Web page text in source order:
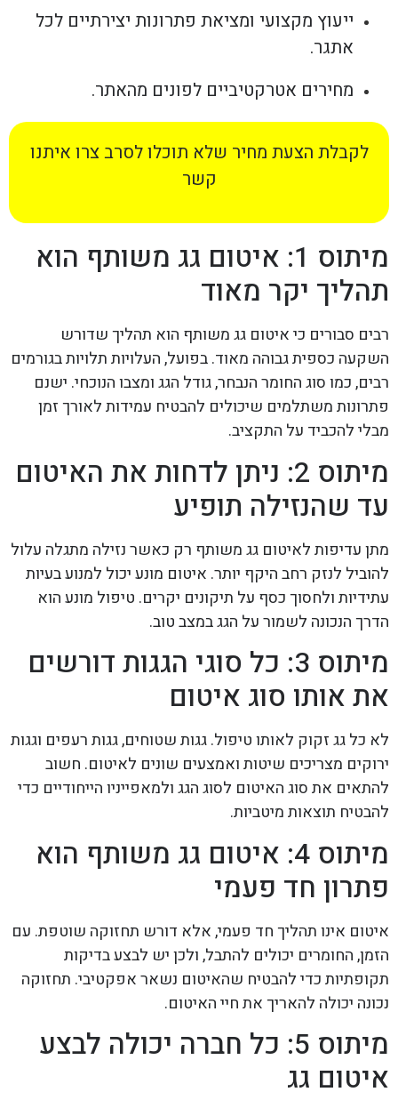
ייעוץ מקצועי ומציאת פתרונות יצירתיים לכל
אתגר.
מחירים אטרקטיביים לפונים מהאתר.
לקבלת הצעת מחיר שלא תוכלו לסרב צרו איתנו
קשר
מיתוס 1: איטום גג משותף הוא
תהליך יקר מאוד
רבים סבורים כי איטום גג משותף הוא תהליך שדורש
השקעה כספית גבוהה מאוד. בפועל, העלויות תלויות בגורמים
רבים, כמו סוג החומר הנבחר, גודל הגג ומצבו הנוכחי. ישנם
פתרונות משתלמים שיכולים להבטיח עמידות לאורך זמן
מבלי להכביד על התקציב.
מיתוס 2: ניתן לדחות את האיטום
עד שהנזילה תופיע
מתן עדיפות לאיטום גג משותף רק כאשר נזילה מתגלה עלול
להוביל לנזק רחב היקף יותר. איטום מונע יכול למנוע בעיות
עתידיות ולחסוך כסף על תיקונים יקרים. טיפול מונע הוא
הדרך הנכונה לשמור על הגג במצב טוב.
מיתוס 3: כל סוגי הגגות דורשים
את אותו סוג איטום
לא כל גג זקוק לאותו טיפול. גגות שטוחים, גגות רעפים וגגות
ירוקים מצריכים שיטות ואמצעים שונים לאיטום. חשוב
להתאים את סוג האיטום לסוג הגג ולמאפייניו הייחודיים כדי
להבטיח תוצאות מיטביות.
מיתוס 4: איטום גג משותף הוא
פתרון חד פעמי
איטום אינו תהליך חד פעמי, אלא דורש תחזוקה שוטפת. עם
הזמן, החומרים יכולים להתבל, ולכן יש לבצע בדיקות
תקופתיות כדי להבטיח שהאיטום נשאר אפקטיבי. תחזוקה
נכונה יכולה להאריך את חיי האיטום.
מיתוס 5: כל חברה יכולה לבצע
איטום גג